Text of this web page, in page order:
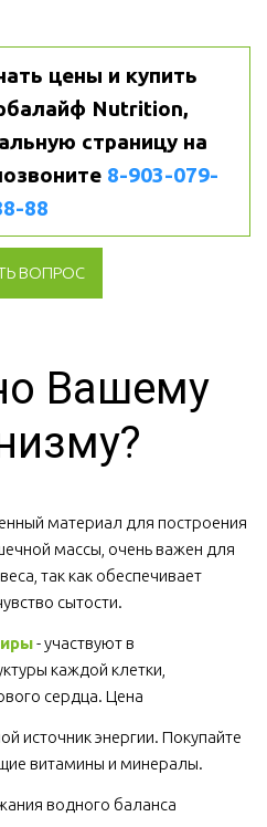
цены и купить
Nutrition,
8-903-079-
88
ВОПРОС
Вашему
материал для построения
массы, очень важен для
так как обеспечивает
сытости.
- участвуют в
каждой клетки,
сердца. Цена
источник энергии. Покупайте
витамины и минералы.
водного баланса